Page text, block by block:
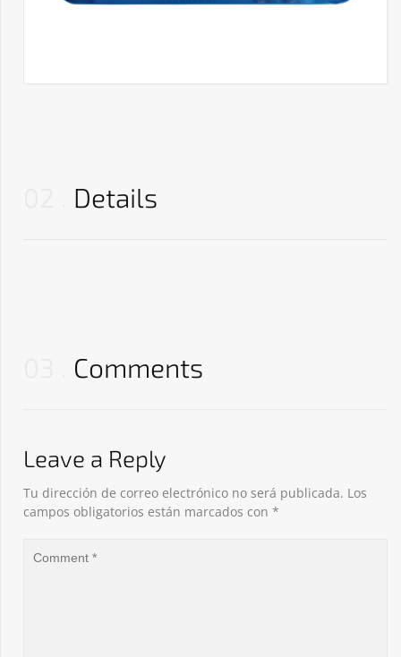
Details
Comments
Leave a Reply
Tu dirección de correo electrónico no será publicada. Los
campos obligatorios están marcados con *